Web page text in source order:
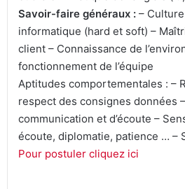
Savoir-faire généraux : –
informatique (hard et soft) –
client – Connaissance de
fonctionnement de l’équipe
Aptitudes comportementales : –
respect des consignes données
communication et d’écoute –
écoute, diplomatie, patience … –
Pour postuler cliquez ici